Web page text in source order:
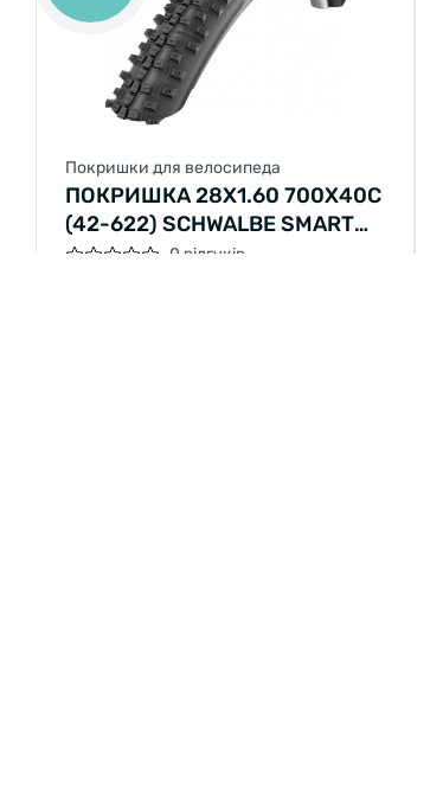
Покришки для велосипеда
ПОКРИШКА 28X1.60 700X40C
(42-622) SCHWALBE SMART
SAM PERFORMANCE B/B-SK
0 відгуків